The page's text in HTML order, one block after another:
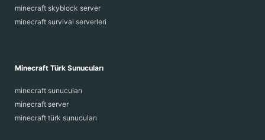
minecraft skyblock server
minecraft survival serverleri
Minecraft Türk Sunucuları
minecraft sunucuları
minecraft server
minecraft türk sunucuları